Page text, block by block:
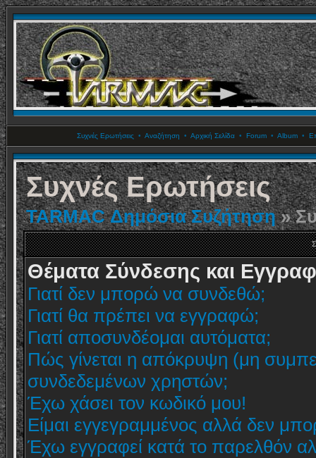
Συχνές Ερωτήσεις • Αναζήτηση • Αρχική Σελίδα• Forum• Album•
Συχνές Ερωτήσεις
TARMAC Δημόσια Συζήτηση»
Θέματα Σύνδεσης και
Γιατί δεν μπορώ να συνδεθώ;
Γιατί θα πρέπει να εγγραφώ;
Γιατί αποσυνδέομαι αυτόματα;
Πώς γίνεται η απόκρυψη (μη
συνδεδεμένων χρηστών;
Έχω χάσει τον κωδικό μου!
Είμαι εγγεγραμμένος αλλά δεν
Έχω εγγραφεί κατά το παρελθόν